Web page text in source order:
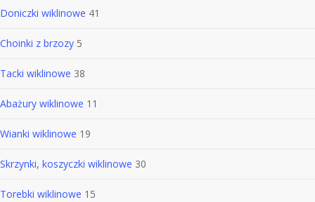
Doniczki wiklinowe 41
Choinki z brzozy 5
Tacki wiklinowe 38
Abażury wiklinowe 11
Wianki wiklinowe 19
Skrzynki, koszyczki wiklinowe 30
Torebki wiklinowe 15